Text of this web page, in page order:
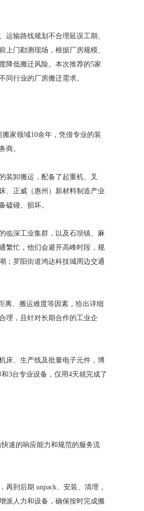
输路线规划不合理延误工期、
门勘测现场，根据厂房规模、
降低搬迁风险。本次推荐的5家
行业的厂房搬迁需求。
家领域10余年，凭借专业的装
商。
装卸搬运，配备了起重机、叉
、正威（惠州）新材料制造产业
磕碰、损坏。
临深工业集群，以及石坝镇、麻
繁忙，他们会避开高峰时段，规
；罗阳街道鸿达科技城周边交通
离、搬运难度等因素，给出详细
理，且针对长期合作的工业企
床、生产线及批量电子元件，博
3台专业设备，仅用4天就完成了
速的响应能力和规范的服务流
到后期 unpack、安装、清理，
派人力和设备，确保按时完成搬